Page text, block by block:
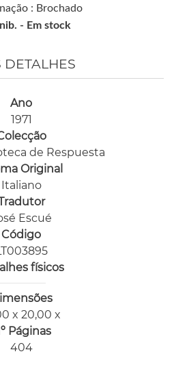
: Brochado
- Em stock
DETALHES
Ano
1971
de Respuesta
Original
Italiano
Escué
Código
físicos
x 20,00 x
Páginas
404